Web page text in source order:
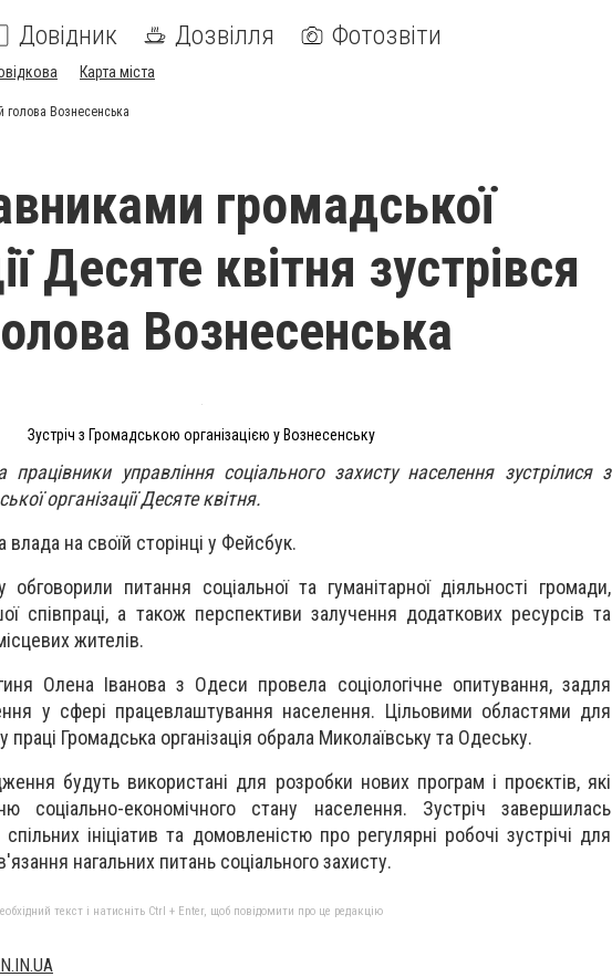
Довідник Дозвілля Фотозвіти
Карта міста
голова Вознесенська
громадської
Десяте квітня зустрівся
Вознесенська
Зустріч з Громадською організацією у Вознесенську
управління соціального захисту населення зустрілися з
організації Десяте квітня.
на своїй сторінці у Фейсбук.
питання соціальної та гуманітарної діяльності громади,
співпраці, а також перспективи залучення додаткових ресурсів та
жителів.
Олена Іванова з Одеси провела соціологічне опитування, задля
у сфері працевлаштування населення. Цільовими областями для
праці Громадська організація обрала Миколаївську та Одеську.
будуть використані для розробки нових програм і проєктів, які
соціально-економічного стану населення. Зустріч завершилась
ініціатив та домовленістю про регулярні робочі зустрічі для
нагальних питань соціального захисту.
текст і натисніть Ctrl + Enter, щоб повідомити про це редакцію